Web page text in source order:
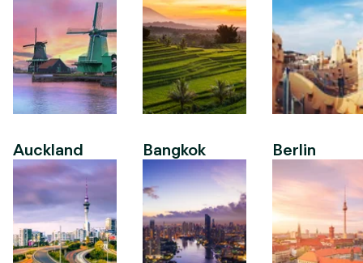
Auckland Bangkok Berlin